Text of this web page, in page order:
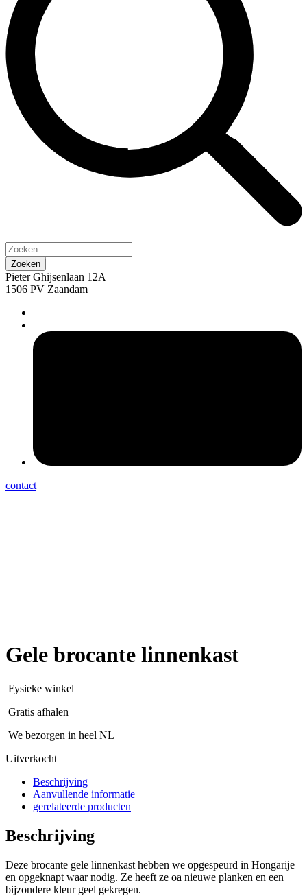
Pieter Ghijsenlaan 12A
1506 PV Zaandam
contact
Gele brocante linnenkast
Fysieke winkel
Gratis afhalen
We bezorgen in heel NL
Uitverkocht
Beschrijving
Aanvullende informatie
gerelateerde producten
Beschrijving
Deze brocante gele linnenkast hebben we opgespeurd in Hongarije
en opgeknapt waar nodig. Ze heeft ze oa nieuwe planken en een
bijzondere kleur geel gekregen.